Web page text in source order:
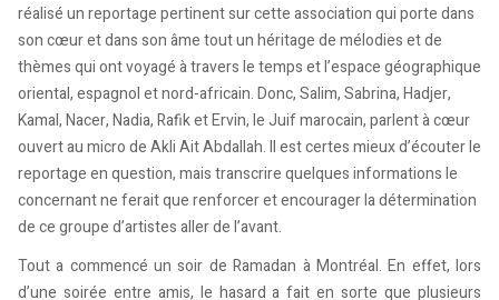
réalisé un reportage pertinent sur cette association qui porte dans
son cœur et dans son âme tout un héritage de mélodies et de
thèmes qui ont voyagé à travers le temps et l’espace géographique
oriental, espagnol et nord-africain. Donc, Salim, Sabrina, Hadjer,
Kamal, Nacer, Nadia, Rafik et Ervin, le Juif marocain, parlent à cœur
ouvert au micro de Akli Ait Abdallah. Il est certes mieux d’écouter le
reportage en question, mais transcrire quelques informations le
concernant ne ferait que renforcer et encourager la détermination
de ce groupe d’artistes aller de l’avant.
Tout a commencé un soir de Ramadan à Montréal. En effet, lors
d’une soirée entre amis, le hasard a fait en sorte que plusieurs